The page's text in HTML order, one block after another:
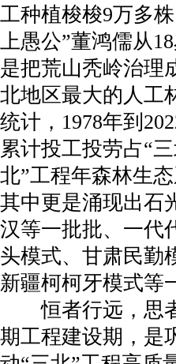
工种植梭梭9万多
上愚公”董鸿儒从
是把荒山秃岭治理
北地区最大的人工
统计，1978年到
累计投工投劳占“
北”工程年森林生
其中更是涌现出石
汉等一批批、一代
头模式、甘肃民勤
新疆柯柯牙模式等
恒者行远，思者
期工程建设期，是